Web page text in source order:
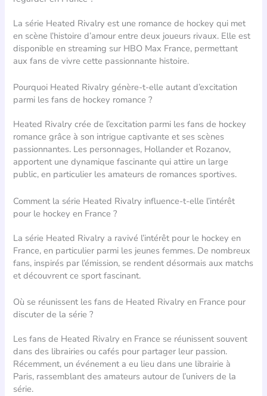
La série Heated Rivalry est une romance de hockey qui met
en scène l’histoire d’amour entre deux joueurs rivaux. Elle est
disponible en streaming sur HBO Max France, permettant
aux fans de vivre cette passionnante histoire.
Pourquoi Heated Rivalry génère-t-elle autant d’excitation
parmi les fans de hockey romance ?
Heated Rivalry crée de l’excitation parmi les fans de hockey
romance grâce à son intrigue captivante et ses scènes
passionnantes. Les personnages, Hollander et Rozanov,
apportent une dynamique fascinante qui attire un large
public, en particulier les amateurs de romances sportives.
Comment la série Heated Rivalry influence-t-elle l’intérêt
pour le hockey en France ?
La série Heated Rivalry a ravivé l’intérêt pour le hockey en
France, en particulier parmi les jeunes femmes. De nombreux
fans, inspirés par l’émission, se rendent désormais aux matchs
et découvrent ce sport fascinant.
Où se réunissent les fans de Heated Rivalry en France pour
discuter de la série ?
Les fans de Heated Rivalry en France se réunissent souvent
dans des librairies ou cafés pour partager leur passion.
Récemment, un événement a eu lieu dans une librairie à
Paris, rassemblant des amateurs autour de l’univers de la
série.